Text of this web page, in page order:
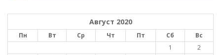
Август 2020
Пн Вт Ср Чт Пт Сб
Вс
1
2